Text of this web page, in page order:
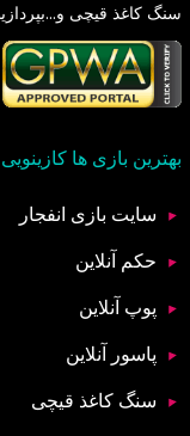
سنگ کاغذ قیچی
بهترین بازی ها کازینویی
سایت بازی انفجار
حکم آنلاین
پوپ آنلاین
پاسور آنلاین
سنگ کاغذ قیچی